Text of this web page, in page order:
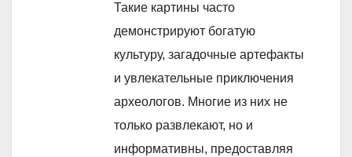
Такие картины часто
демонстрируют богатую
культуру, загадочные артефакты
и увлекательные приключения
археологов. Многие из них не
только развлекают, но и
информативны, предоставляя